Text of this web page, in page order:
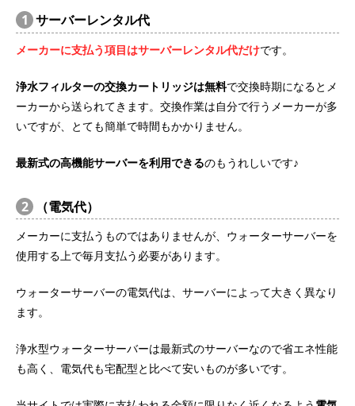
1 サーバーレンタル代
メーカーに支払う項目はサーバーレンタル代だけです。
浄水フィルターの交換カートリッジは無料で交換時期になるとメ
ーカーから送られてきます。交換作業は自分で行うメーカーが多
いですが、とても簡単で時間もかかりません。
最新式の高機能サーバーを利用できるのもうれしいです♪
2 （電気代）
メーカーに支払うものではありませんが、ウォーターサーバーを
使用する上で毎月支払う必要があります。
ウォーターサーバーの電気代は、サーバーによって大きく異なり
ます。
浄水型ウォーターサーバーは最新式のサーバーなので省エネ性能
も高く、電気代も宅配型と比べて安いものが多いです。